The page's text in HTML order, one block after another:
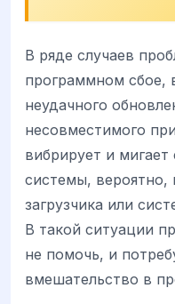
В ряде случаев
программном сбое,
неудачного
несовместимого
вибрирует и мигает
системы, вероятно,
загрузчика или
В такой ситуации
не помочь, и
вмешательство в